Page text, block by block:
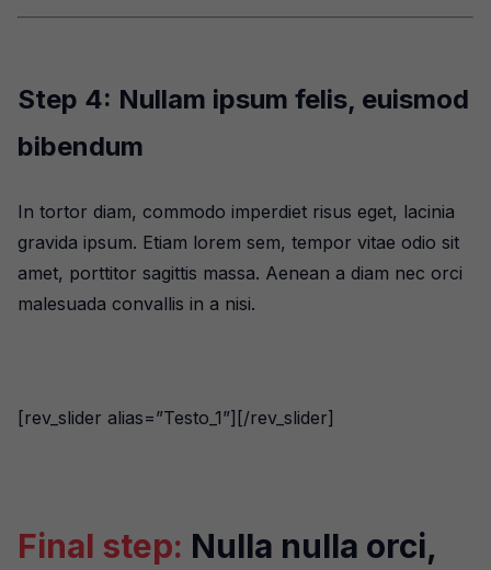
Step 4: Nullam ipsum felis, euismod
bibendum
In tortor diam, commodo imperdiet risus eget, lacinia
gravida ipsum. Etiam lorem sem, tempor vitae odio sit
amet, porttitor sagittis massa. Aenean a diam nec orci
malesuada convallis in a nisi.
[rev_slider alias=”Testo_1”][/rev_slider]
Final step: Nulla nulla orci,